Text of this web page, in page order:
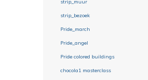
strip_muur
strip_bezoek
Pride_march
Pride_angel
Pride colored buildings
chocola1 masterclass